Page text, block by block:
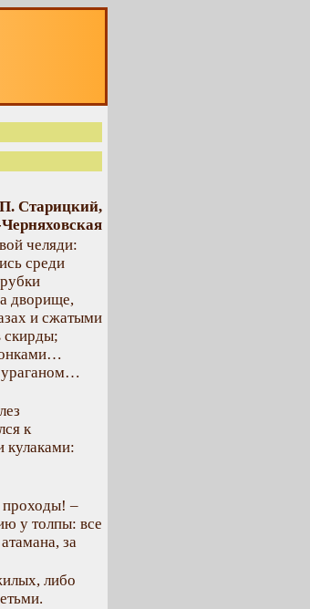
Старицкий,
челяди:
среди
дворище,
и сжатыми
скирды;
ураганом…
к
кулаками:
проходы! –
у толпы: все
за
либо